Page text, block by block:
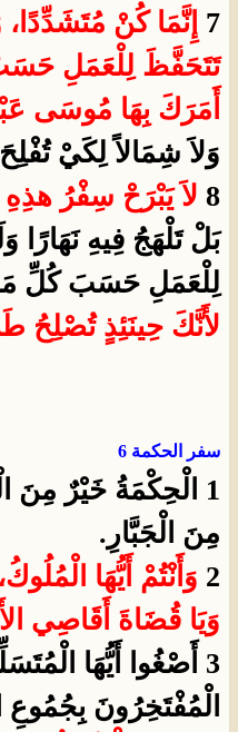
7 إِنَّمَا كُنْ
تَتَحَفَّظَ لِلْعَمَلِ
أَمَرَكَ بِهَا مُوسَى
وَلاَ شِمَالاً لِكَيْ
8 لاَ يَبْرَحْ سِفْرُ
بَلْ تَلْهَجُ فِيهِ نَهَارًا
لِلْعَمَلِ حَسَبَ كُلِّ
لأَنَّكَ حِينَئِذٍ تُصْلِحُ
سفر الحكمة 6
1 الْحِكْمَةُ خَيْرٌ مِنَ
مِنَ الْجَبَّارِ.
2 وَأَنْتُمْ أَيُّهَا
وَيَا قُضَاةَ أَقَاصِي
3 أَصْغُوا أَيُّهَا
الْمُفْتَخِرُونَ بِجُمُوعِ